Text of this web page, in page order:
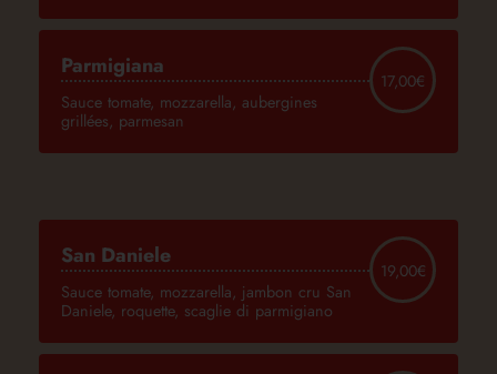
Parmigiana
17,00€
Sauce tomate, mozzarella, aubergines
grillées, parmesan
San Daniele
19,00€
Sauce tomate, mozzarella, jambon cru San
Daniele, roquette, scaglie di parmigiano